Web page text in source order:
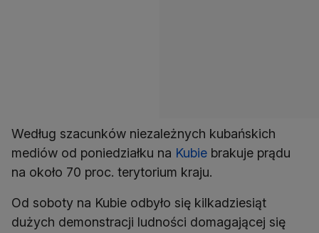
Według szacunków niezależnych kubańskich
mediów od poniedziałku na Kubie brakuje prądu
na około 70 proc. terytorium kraju.
Od soboty na Kubie odbyło się kilkadziesiąt
dużych demonstracji ludności domagającej się